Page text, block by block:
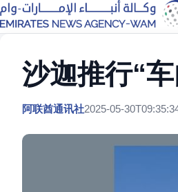
沙迦推行“
阿联酋通讯社2025-05-